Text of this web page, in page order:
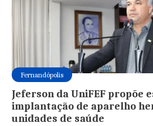
Fernandópolis
Jeferson da UniFEF propõe
implantação de aparelho
unidades de saúde